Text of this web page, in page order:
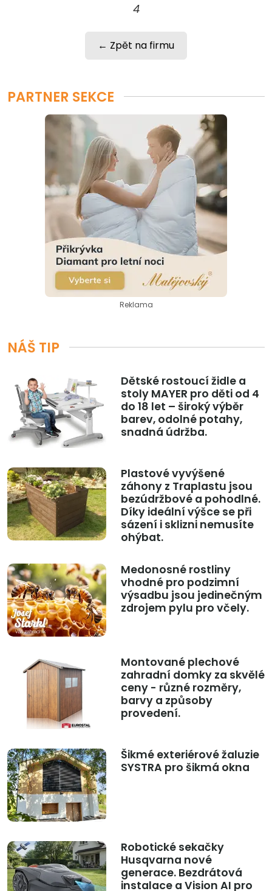
4
← Zpět na firmu
PARTNER SEKCE
Reklama
NÁŠ TIP
Dětské rostoucí židle a
stoly MAYER pro děti od 4
do 18 let – široký výběr
barev, odolné potahy,
snadná údržba.
Plastové vyvýšené
záhony z Traplastu jsou
bezúdržbové a pohodlné.
Díky ideální výšce se při
sázení i sklizni nemusíte
ohýbat.
Medonosné rostliny
vhodné pro podzimní
výsadbu jsou jedinečným
zdrojem pylu pro včely.
Montované plechové
zahradní domky za skvělé
ceny - různé rozměry,
barvy a způsoby
provedení.
Šikmé exteriérové žaluzie
SYSTRA pro šikmá okna
Robotické sekačky
Husqvarna nové
generace. Bezdrátová
instalace a Vision AI pro